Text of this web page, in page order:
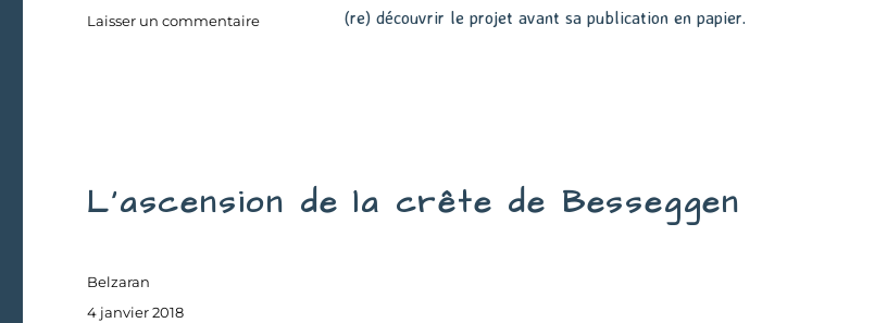
(re) découvrir le projet avant sa publication en papier.
Laisser un commentairesur
L’ascension de la crête de Besseggen
Auteur
Belzaran
Publié
4 janvier 2018